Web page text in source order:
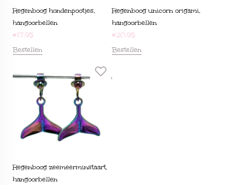
Regenboog hondenpootjes,
hangoorbellen
€17,95
Bestellen
Regenboog unicorn origami,
hangoorbellen
€20,95
Bestellen
Regenboog zeemeerminstaart,
hangoorbellen